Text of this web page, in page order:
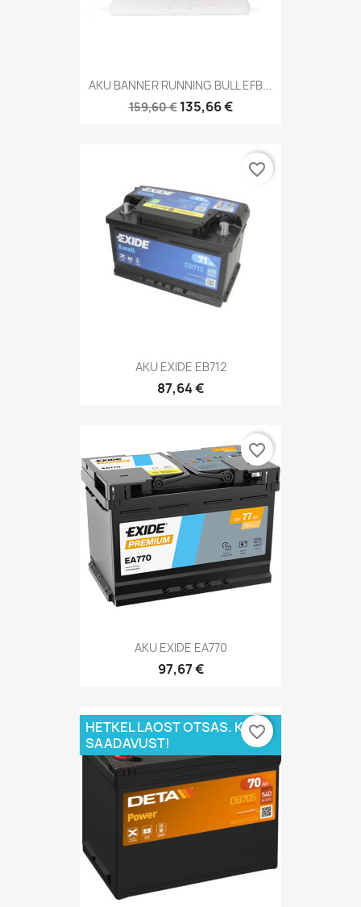
AKU BANNER RUNNING BULL EFB...
159,60 € 135,66 €
AKU EXIDE EB712
87,64 €
favorite_border
AKU EXIDE EA770
97,67 €
favorite_border
HETKEL LAOST OTSAS. KÜSI
SAADAVUST!
favorite_border